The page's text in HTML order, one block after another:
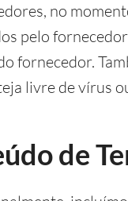
no
pelo
fornecedor.
livre de vírus
de